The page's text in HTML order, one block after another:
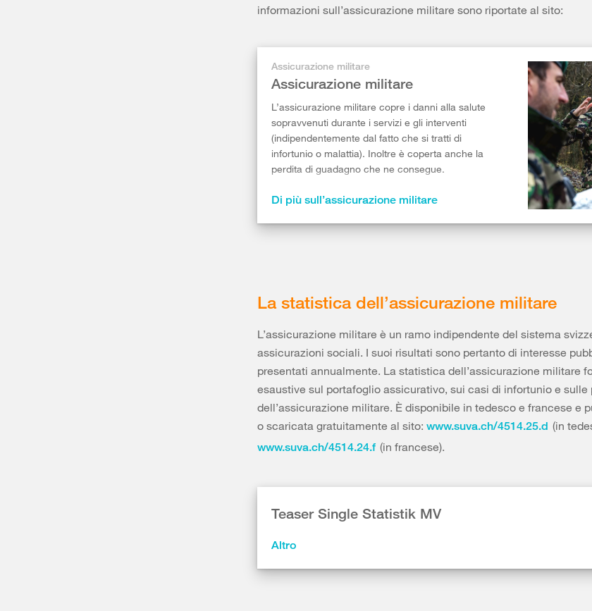
informazioni sull’assicurazione militare sono riportate al sito:
Assicurazione militare
Assicurazione militare
L’assicurazione militare copre i danni alla salute
sopravvenuti durante i servizi e gli interventi
(indipendentemente dal fatto che si tratti di
infortunio o malattia). Inoltre è coperta anche la
perdita di guadagno che ne consegue.
Di più sull’assicurazione militare
La statistica dell’assicurazione militare
L’assicurazione militare è un ramo indipendente del sistema
assicurazioni sociali. I suoi risultati sono pertanto di interesse
presentati annualmente. La statistica dell’assicurazione militare
esaustive sul portafoglio assicurativo, sui casi di infortunio e sulle
dell’assicurazione militare. È disponibile in tedesco e francese e
o scaricata gratuitamente al sito: www.suva.ch/4514.25.d (in
www.suva.ch/4514.24.f (in francese).
Teaser Single Statistik MV
Altro